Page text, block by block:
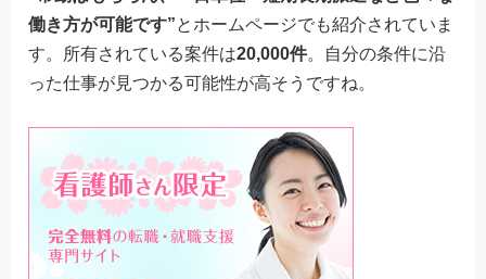
働き方が可能です”とホームページでも紹介されていま
す。所有されている案件は20,000件。自分の条件に沿
った仕事が見つかる可能性が高そうですね。